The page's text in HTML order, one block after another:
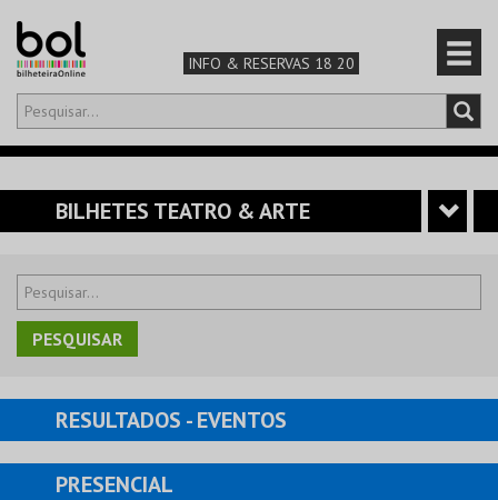
INFO & RESERVAS 18 20
Olá,iniciar sessão
CARRINHO 0
MÚSICA & FESTIVAIS
DESPORTO & AVENTURA
BILHETES TEATRO & ARTE
RESULTADOS - EVENTOS
PRESENCIAL